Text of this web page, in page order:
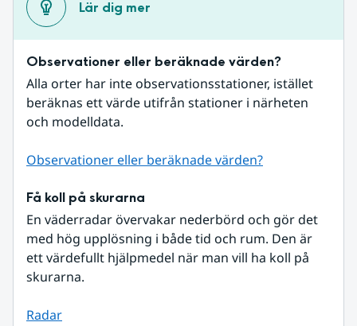
Lär dig mer
Observationer eller beräknade värden?
Alla orter har inte observationsstationer, istället
beräknas ett värde utifrån stationer i närheten
och modelldata.
Observationer eller beräknade värden?
Få koll på skurarna
En väderradar övervakar nederbörd och gör det
med hög upplösning i både tid och rum. Den är
ett värdefullt hjälpmedel när man vill ha koll på
skurarna.
Radar